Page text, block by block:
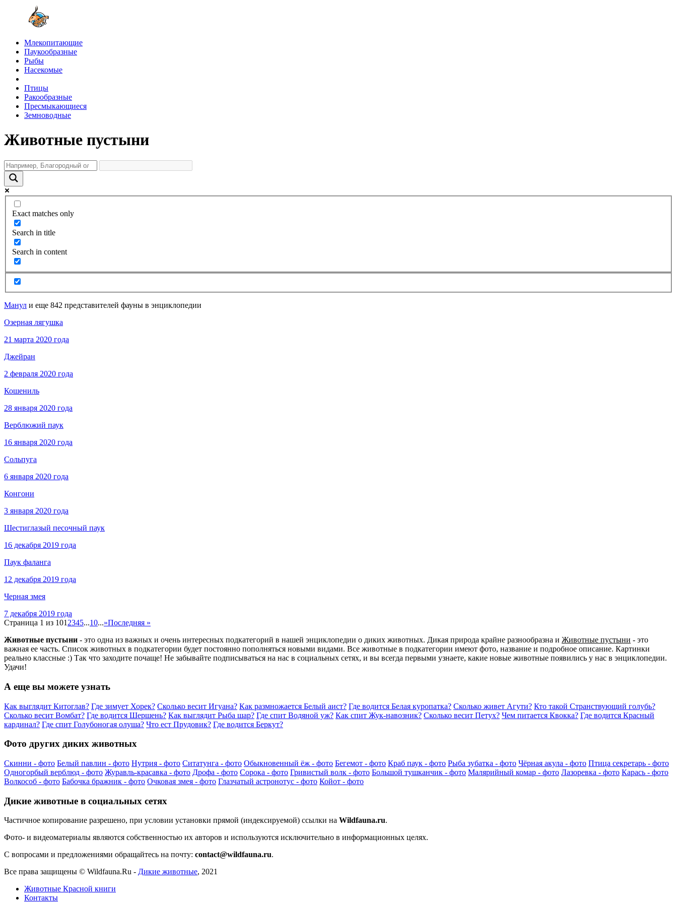
Млекопитающие
Паукообразные
Рыбы
Насекомые
Птицы
Ракообразные
Пресмыкающиеся
Земноводные
Животные пустыни
Exact matches only
Search in title
Search in content
Манул и еще 842 представителей фауны в энциклопедии
Озерная лягушка
21 марта 2020 года
Джейран
2 февраля 2020 года
Кошениль
28 января 2020 года
Верблюжий паук
16 января 2020 года
Сольпуга
6 января 2020 года
Конгони
3 января 2020 года
Шестиглазый песочный паук
16 декабря 2019 года
Паук фаланга
12 декабря 2019 года
Черная змея
7 декабря 2019 года
Страница 1 из 101 2345...10...»Последняя »
Животные пустыни - это одна из важных и очень интересных подкатегорий в нашей энциклопедии о диких животных. Дикая природа крайне разнообразна и Животные пустыни - это
важная ее часть. Список животных в подкатегории будет постоянно пополняться новыми видами. Все животные в подкатегории имеют фото, название и подробное описание. Картинки
реально классные :) Так что заходите почаще! Не забывайте подписываться на нас в социальных сетях, и вы всегда первыми узнаете, какие новые животные появились у нас в энциклопедии.
Удачи!
А еще вы можете узнать
Как выглядит Китоглав? Где зимует Хорек? Сколько весит Игуана? Как размножается Белый аист? Где водится Белая куропатка? Сколько живет Агути? Кто такой Странствующий голубь?
Сколько весит Вомбат? Где водится Шершень? Как выглядит Рыба шар? Где спит Водяной уж? Как спит Жук-навозник? Сколько весит Петух? Чем питается Квокка? Где водится Красный
кардинал? Где спит Голубоногая олуша? Что ест Прудовик? Где водится Беркут?
Фото других диких животных
Скинни - фото Белый павлин - фото Нутрия - фото Ситатунга - фото Обыкновенный ёж - фото Бегемот - фото Краб паук - фото Рыба зубатка - фото Чёрная акула - фото Птица секретарь - фото
Одногорбый верблюд - фото Журавль-красавка - фото Дрофа - фото Сорока - фото Гривистый волк - фото Большой тушканчик - фото Малярийный комар - фото Лазоревка - фото Карась - фото
Волкособ - фото Бабочка бражник - фото Очковая змея - фото Глазчатый астронотус - фото Койот - фото
Дикие животные в социальных сетях
Частичное копирование разрешено, при условии установки прямой (индексируемой) ссылки на Wildfauna.ru.
Фото- и видеоматериалы являются собственностью их авторов и используются исключительно в информационных целях.
С вопросами и предложениями обращайтесь на почту: contact@wildfauna.ru.
Все права защищены © Wildfauna.Ru - Дикие животные, 2021
Животные Красной книги
Контакты